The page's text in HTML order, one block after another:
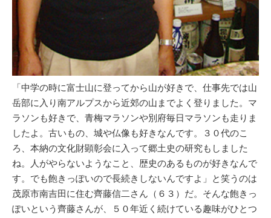
「中学の時に富士山に登ってから山が好きで、仕事先では山
岳部に入り南アルプスから近郊の山までよく登りました。マ
ラソンも好きで、青梅マラソンや別府毎日マラソンも走りま
したよ。古いもの、城や仏像も好きなんです。３０代のこ
ろ、本納の文化財顕彰会に入って郷土史の研究もしました
ね。人がやらないようなこと、歴史のあるものが好きなんで
す。でも飽きっぽいので長続きしないんですよ」と笑うのは
茂原市南吉田に住む齊藤信二さん（６３）だ。そんな飽きっ
ぽいという齊藤さんが、５０年近く続けている趣味がひとつ